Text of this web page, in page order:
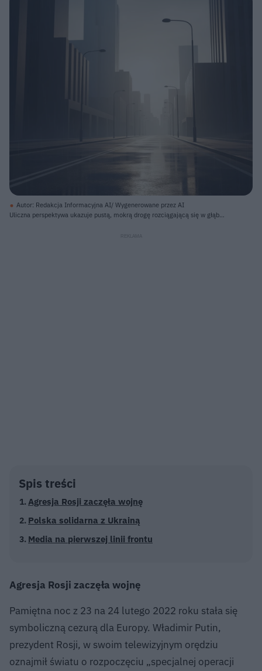
Autor: Redakcja Informacyjna AI/ Wygenerowane przez AI
Uliczna perspektywa ukazuje pustą, mokrą drogę rozciągającą się w głąb
lśniący od deszczu, a dwie białe, ciągłe linie dzielą jezdnię na dwie części, z
Spis treści
Agresja Rosji zaczęła wojnę
Polska solidarna z Ukrainą
Media na pierwszej linii frontu
Agresja Rosji zaczęła wojnę
Pamiętna noc z 23 na 24 lutego 2022 roku stała się
symboliczną cezurą dla Europy. Władimir Putin,
prezydent Rosji, w swoim telewizyjnym orędziu
oznajmił światu o rozpoczęciu „specjalnej operacji